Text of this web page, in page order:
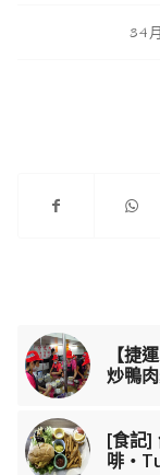
3 4
/
【捷
炒鴨
[食記]
啡